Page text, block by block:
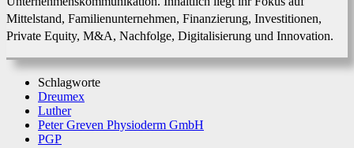
Mittelstand, Familienunternehmen, Finanzierung, Investitionen,
Private Equity, M&A, Nachfolge, Digitalisierung und Innovation.
Schlagworte
Dreumex
Luther
Peter Greven Physioderm GmbH
PGP